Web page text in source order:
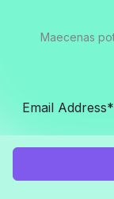
Maecenas